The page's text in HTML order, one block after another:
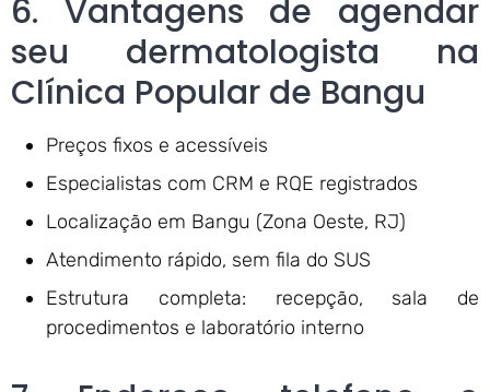
6. Vantagens de agendar
seu dermatologista na
Clínica Popular de Bangu
Preços fixos e acessíveis
Especialistas com CRM e RQE registrados
Localização em Bangu (Zona Oeste, RJ)
Atendimento rápido, sem fila do SUS
Estrutura completa: recepção, sala de
procedimentos e laboratório interno